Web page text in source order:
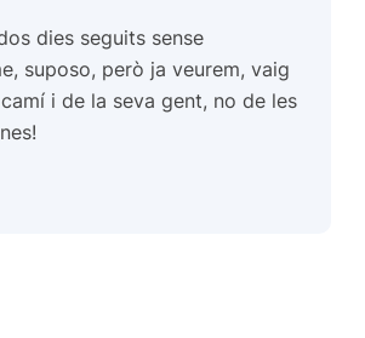
dies seguits sense
suposo, però ja veurem, vaig
i de la seva gent, no de les